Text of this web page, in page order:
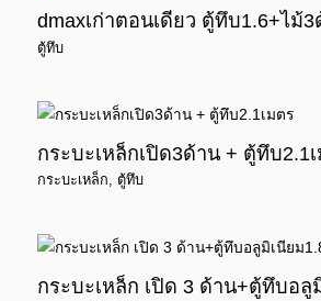
dmaxเก่าตอนเดียว ตู้ทึบ1.6+ไม้
ตู้ทึบ
กระบะเหล็กเปิด3ด้าน + ตู้ทึบ2.1
กระบะเหล็ก, ตู้ทึบ
กระบะเหล็ก เปิด 3 ด้าน+ตู้ทึบอลู